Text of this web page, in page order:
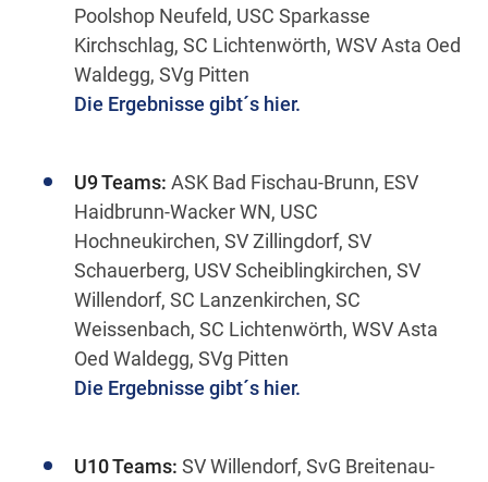
Poolshop Neufeld, USC Sparkasse
Kirchschlag, SC Lichtenwörth, WSV Asta Oed
Waldegg, SVg Pitten
Die Ergebnisse gibt´s hier.
U9 Teams: ASK Bad Fischau-Brunn, ESV
Haidbrunn-Wacker WN, USC
Hochneukirchen, SV Zillingdorf, SV
Schauerberg, USV Scheiblingkirchen, SV
Willendorf, SC Lanzenkirchen, SC
Weissenbach, SC Lichtenwörth, WSV Asta
Oed Waldegg, SVg Pitten
Die Ergebnisse gibt´s hier.
U10 Teams: SV Willendorf, SvG Breitenau-